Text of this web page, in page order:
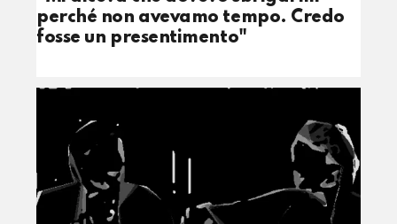
perché non avevamo tempo. Credo
fosse un presentimento"